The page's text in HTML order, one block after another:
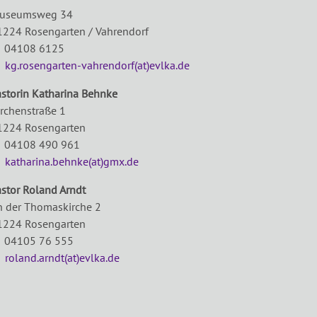
34
Rosengarten / Vahrendorf
6125
kg.rosengarten-vahrendorf(at)evlka.de
Katharina Behnke
1
Rosengarten
490 961
katharina.behnke(at)gmx.de
Roland Arndt
der Thomaskirche 2
Rosengarten
76 555
roland.arndt(at)evlka.de